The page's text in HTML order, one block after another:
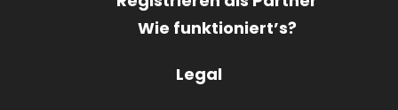
Wie funktioniert’s?
Legal